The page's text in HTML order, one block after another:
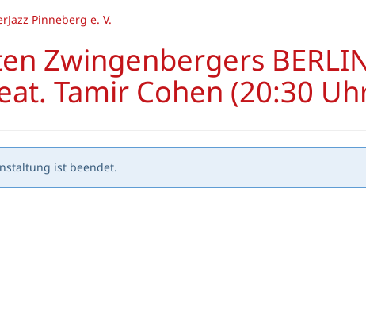
Pinneberg e. V.
Zwingenbergers
Tamir Cohen (20:30
ist beendet.